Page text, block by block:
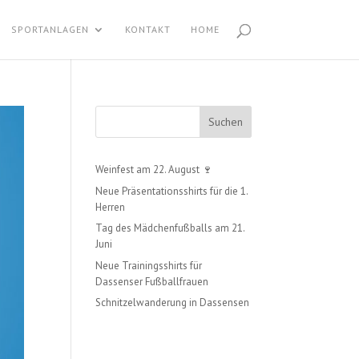
SPORTANLAGEN KONTAKT HOME
Suchen
Weinfest am 22. August 🍷
Neue Präsentationsshirts für die 1.
Herren
Tag des Mädchenfußballs am 21.
Juni
Neue Trainingsshirts für
Dassenser Fußballfrauen
Schnitzelwanderung in Dassensen